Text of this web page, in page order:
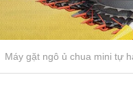
Máy gặt ngô ủ chua mini tự